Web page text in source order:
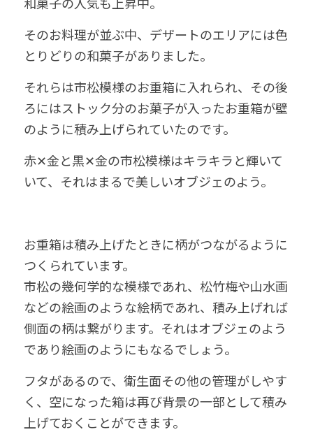
そのお料理が並ぶ中、デザートのエリアには色
とりどりの和菓子がありました。
それらは市松模様のお重箱に入れられ、その後
ろにはストック分のお菓子が入ったお重箱が壁
のように積み上げられていたのです。
赤✕金と黒✕金の市松模様はキラキラと輝いて
いて、それはまるで美しいオブジェのよう。
お重箱は積み上げたときに柄がつながるように
つくられています。
市松の幾何学的な模様であれ、松竹梅や山水画
などの絵画のような絵柄であれ、積み上げれば
側面の柄は繋がります。それはオブジェのよう
であり絵画のようにもなるでしょう。
フタがあるので、衛生面その他の管理がしやす
く、空になった箱は再び背景の一部として積み
上げておくことができます。